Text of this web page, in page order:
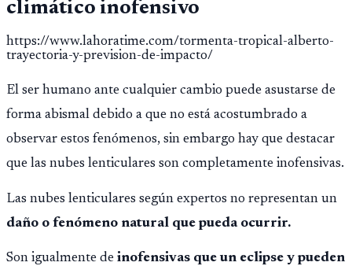
climático inofensivo
https://www.lahoratime.com/tormenta-tropical-alberto-
trayectoria-y-prevision-de-impacto/
El ser humano ante cualquier cambio puede asustarse de
forma abismal debido a que no está acostumbrado a
observar estos fenómenos, sin embargo hay que destacar
que las nubes lenticulares son completamente inofensivas.
Las nubes lenticulares según expertos no representan un
daño o fenómeno natural que pueda ocurrir.
Son igualmente de inofensivas que un eclipse y pueden